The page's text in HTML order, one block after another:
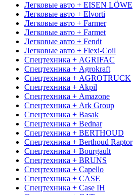
Легковые авто + EISEN LÖWE
Легковые авто + Elvorti
Легковые авто + Farmer
Легковые авто + Farmet
Легковые авто + Fendt
Легковые авто + Flexi-Coil
Спецтехника + AGRIFAC
Спецтехника + Agrokraft
Спецтехника + AGROTRUCK
Спецтехника + Akpil
Спецтехника + Amazone
Спецтехника + Ark Group
Спецтехника + Basak
Спецтехника + Bednar
Спецтехника + BERTHOUD
Спецтехника + Berthoud Raptor
Спецтехника + Bourgault
Спецтехника + BRUNS
Спецтехника + Capello
Спецтехника + CASE
Спецтехника + Case IH